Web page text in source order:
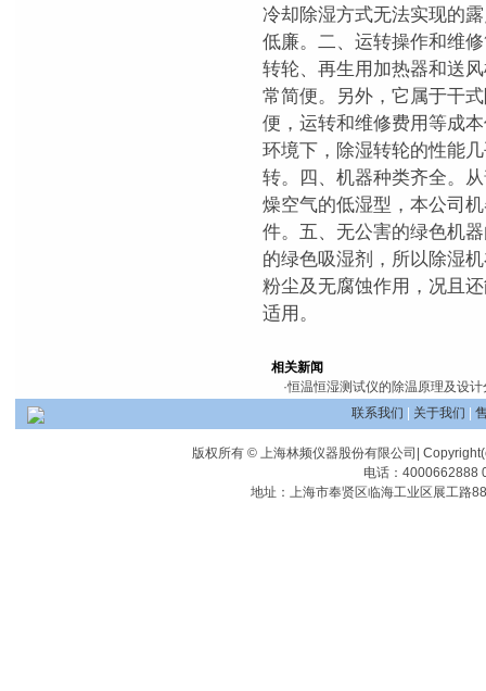
冷却除湿方式无法实现的
低廉。二、运转操作和维
转轮、再生用加热器和送
常简便。另外，它属于干
便，运转和维修费用等成
环境下，除湿转轮的性能
转。四、机器种类齐全。
燥空气的低湿型，本公司
件。五、无公害的绿色机
的绿色吸湿剂，所以除湿
粉尘及无腐蚀作用，况且
适用。
相关新闻
·恒温恒湿测试仪的除温原理及设计
联系我们
关于我们
版权所有 © 上海林频仪器股份有限公司|
电话：4000662888
地址：上海市奉贤区临海工业区展工路